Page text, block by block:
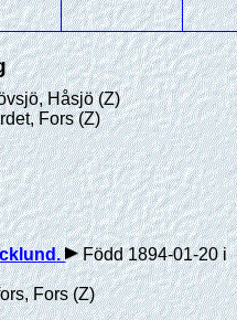
Håsjö (Z)
Fors (Z)
.
Född 1894-01-20 i
Fors (Z)